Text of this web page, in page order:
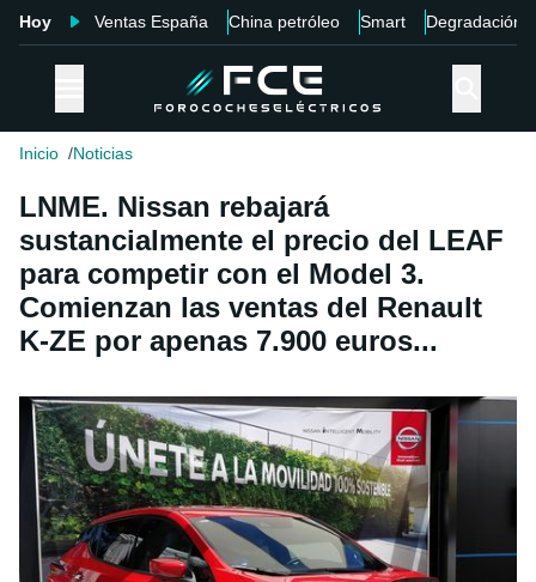
Hoy Ventas España China petróleo Smart Degradación
Inicio Noticias
LNME. Nissan rebajará
sustancialmente el precio del LEAF
para competir con el Model 3.
Comienzan las ventas del Renault
K-ZE por apenas 7.900 euros...